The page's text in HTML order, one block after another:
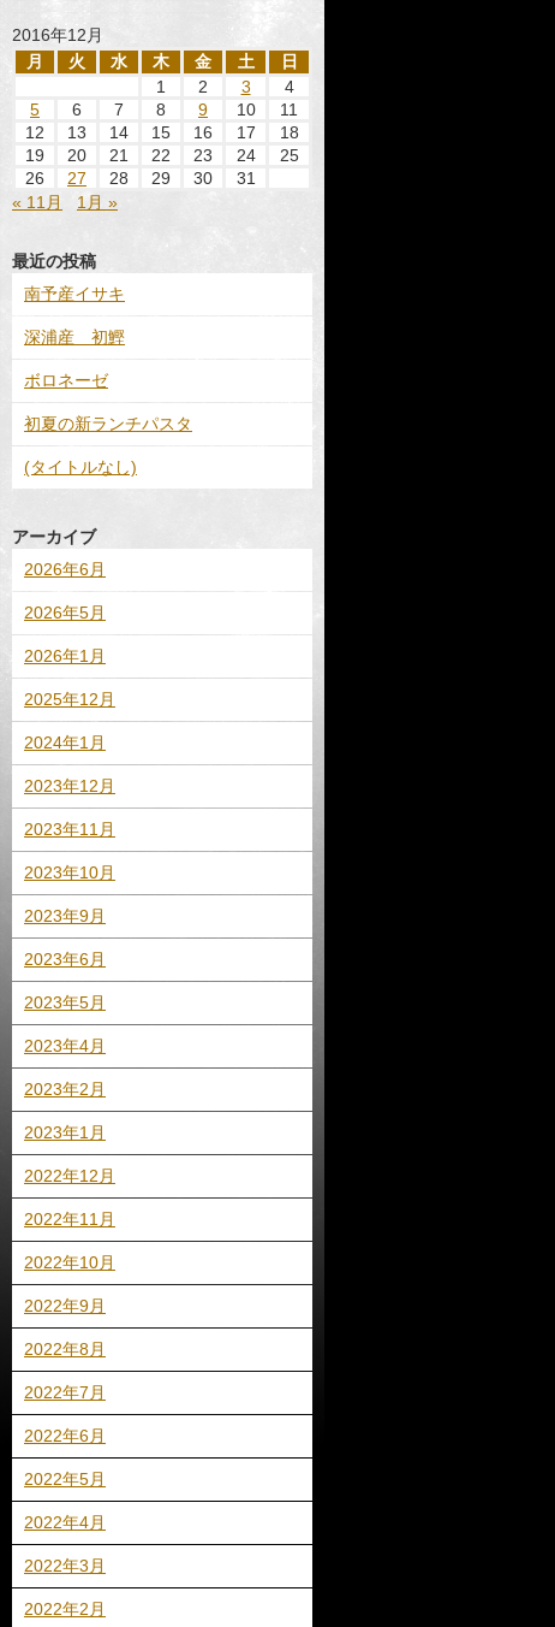
2016年12月
月
火 水 木 金 土
日
1
2 3
4
5
6 7 8 9 10
11
12
13 14 15 16 17
18
19
20 21 22 23 24
25
26
27 28 29 30
31
« 11月
1月 »
最近の投稿
南予産イサキ
深浦産 初鰹
ボロネーゼ
初夏の新ランチパスタ
(タイトルなし)
アーカイブ
2026年6月
2026年5月
2026年1月
2025年12月
2024年1月
2023年12月
2023年11月
2023年10月
2023年9月
2023年6月
2023年5月
2023年4月
2023年2月
2023年1月
2022年12月
2022年11月
2022年10月
2022年9月
2022年8月
2022年7月
2022年6月
2022年5月
2022年4月
2022年3月
2022年2月